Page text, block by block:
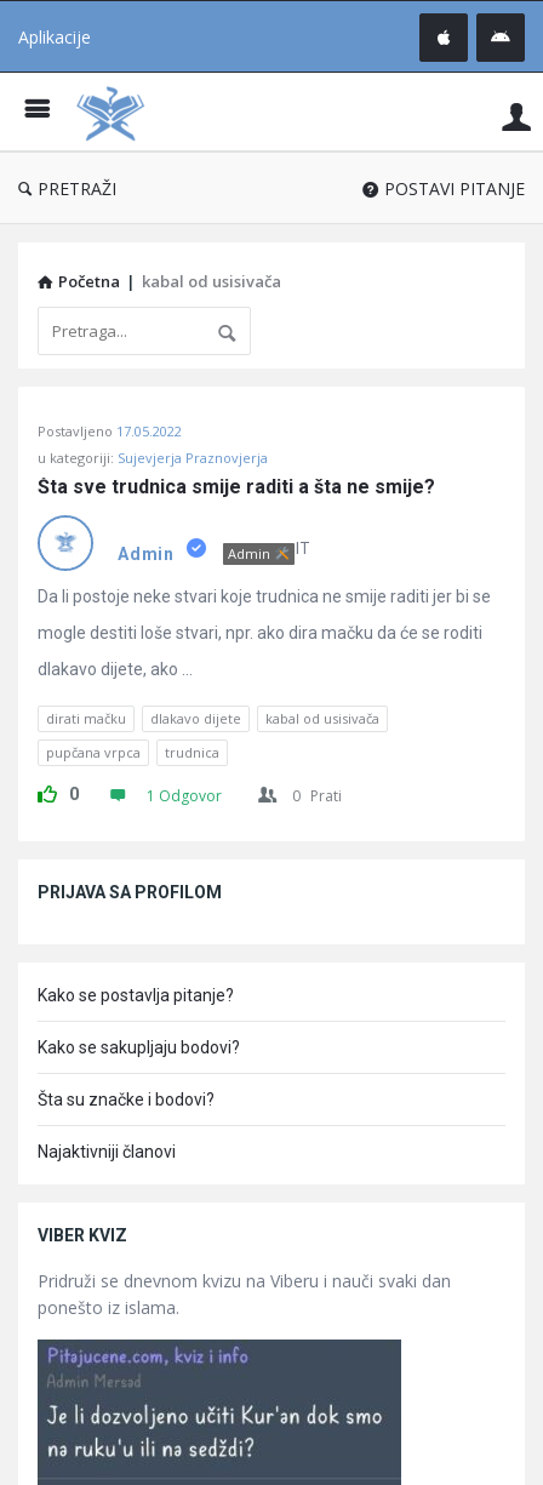
Aplikacije
®
PRETRAŽI POSTAVI PITANJE
Početna | kabal od usisivača
Učene
Latest
Pitanja
Postavljeno 17.05.2022
u kategoriji: Sujevjerja Praznovjerja
Šta sve trudnica smije raditi a šta ne smije?
Admin Admin IT
Da li postoje neke stvari koje trudnica ne smije raditi jer bi se
mogle destiti loše stvari, npr. ako dira mačku da će se roditi
dlakavo dijete, ako ...
dirati mačku dlakavo dijete
kabal od usisivača
pupčana vrpca
trudnica
0 1 Odgovor 0 Prati
PRIJAVA SA PROFILOM
Kako se postavlja pitanje?
Kako se sakupljaju bodovi?
Šta su značke i bodovi?
Najaktivniji članovi
VIBER KVIZ
Pridruži se dnevnom kvizu na Viberu i nauči svaki dan
ponešto iz islama.